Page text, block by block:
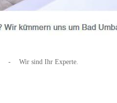
- Wir sind Ihr Experte.